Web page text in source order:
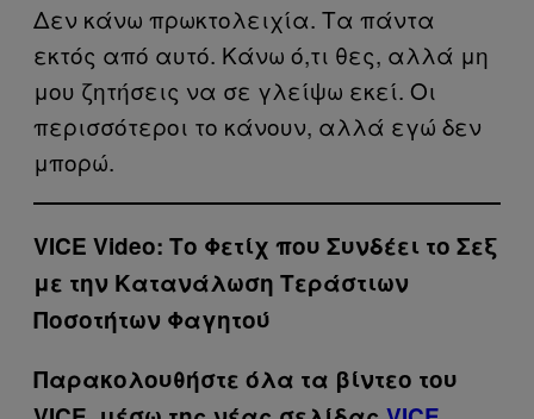
Δεν κάνω πρωκτολειχία. Τα πάντα
εκτός από αυτό. Κάνω ό,τι θες, αλλά μη
μου ζητήσεις να σε γλείψω εκεί. Οι
περισσότεροι το κάνουν, αλλά εγώ δεν
μπορώ.
VICE Video: Το Φετίχ που Συνδέει το Σεξ
με την Κατανάλωση Τεράστιων
Ποσοτήτων Φαγητού
Παρακολουθήστε όλα τα βίντεo του